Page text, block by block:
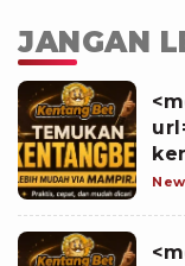
JANGAN